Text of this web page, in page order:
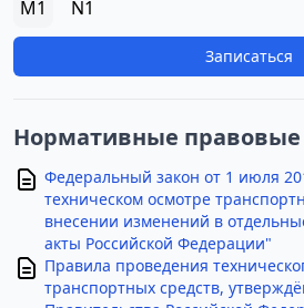
M1 N1
Записаться
Нормативные правовые
Федеральный закон от 1 июля
техническом осмотре
внесении изменений в
акты Российской Федерации"
Правила проведения
транспортных средств,